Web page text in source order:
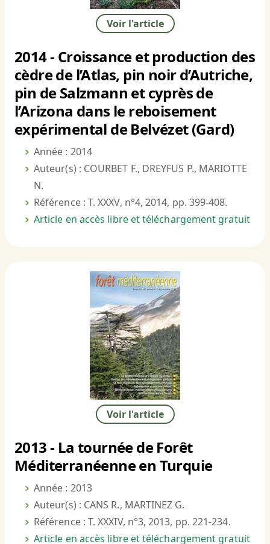
Voir l'article
2014 - Croissance et production des
cèdre de l’Atlas, pin noir d’Autriche,
pin de Salzmann et cyprès de
l’Arizona dans le reboisement
expérimental de Belvézet (Gard)
Année : 2014
Auteur(s) : COURBET F., DREYFUS P., MARIOTTE
N.
Référence : T. XXXV, n°4, 2014, pp. 399-408.
Article en accès libre et téléchargement gratuit
Voir l'article
2013 - La tournée de Forêt
Méditerranéenne en Turquie
Année : 2013
Auteur(s) : CANS R., MARTINEZ G.
Référence : T. XXXIV, n°3, 2013, pp. 221-234.
Article en accès libre et téléchargement gratuit